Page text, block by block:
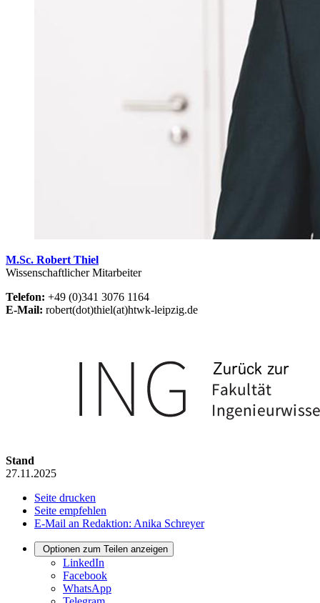
M.Sc. Robert Thiel
Wissenschaftlicher Mitarbeiter
Telefon: +49 (0)341 3076 1164
E-Mail: robert(dot)thiel(at)htwk-leipzig.de
Stand
27.11.2025
Seite drucken
Seite empfehlen
E-Mail an Redaktion: Anika Schreyer
Optionen zum Teilen anzeigen
LinkedIn
Facebook
WhatsApp